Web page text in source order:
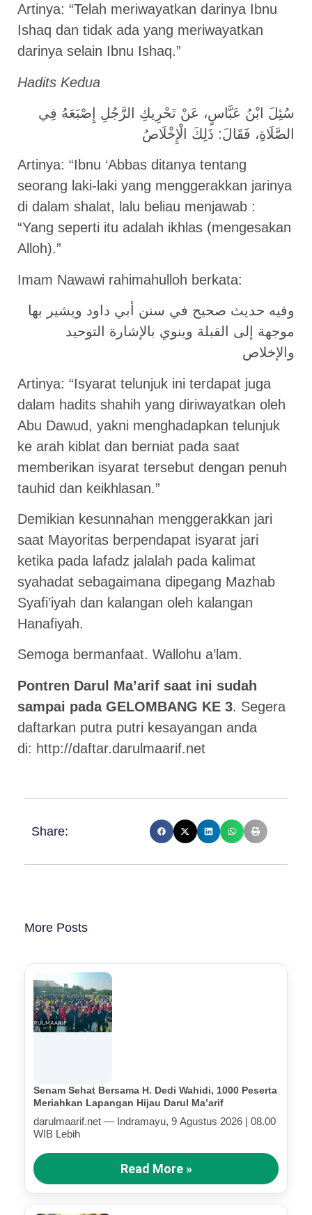
Artinya: “Telah meriwayatkan darinya Ibnu
Ishaq dan tidak ada yang meriwayatkan
darinya selain Ibnu Ishaq.”
Hadits Kedua
سُئِلَ ابْنُ عَبَّاسٍ، عَنْ تَحْرِيكِ الرَّجُلِ إِصْبَعَهُ فِي
الصَّلَاةِ، فَقَالَ: ذَلِكَ الْإِخْلَاصُ
Artinya: “Ibnu ‘Abbas ditanya tentang
seorang laki-laki yang menggerakkan jarinya
di dalam shalat, lalu beliau menjawab :
“Yang seperti itu adalah ikhlas (mengesakan
Alloh).”
Imam Nawawi rahimahulloh berkata:
وفيه حديث صحيح في سنن أبي داود ويشير بها
موجهة إلى القبلة وينوي بالإشارة التوحيد
والإخلاص
Artinya: “Isyarat telunjuk ini terdapat juga
dalam hadits shahih yang diriwayatkan oleh
Abu Dawud, yakni menghadapkan telunjuk
ke arah kiblat dan berniat pada saat
memberikan isyarat tersebut dengan penuh
tauhid dan keikhlasan.”
Demikian kesunnahan menggerakkan jari
saat Mayoritas berpendapat isyarat jari
ketika pada lafadz jalalah pada kalimat
syahadat sebagaimana dipegang Mazhab
Syafi’iyah dan kalangan oleh kalangan
Hanafiyah.
Semoga bermanfaat. Wallohu a’lam.
Pontren Darul Ma’arif saat ini sudah
sampai pada GELOMBANG KE 3. Segera
daftarkan putra putri kesayangan anda
di: http://daftar.darulmaarif.net
Share:
More Posts
Senam Sehat Bersama H. Dedi Wahidi, 1000 Peserta
Meriahkan Lapangan Hijau Darul Ma’arif
darulmaarif.net — Indramayu, 9 Agustus 2026 | 08.00
WIB Lebih
Read More »